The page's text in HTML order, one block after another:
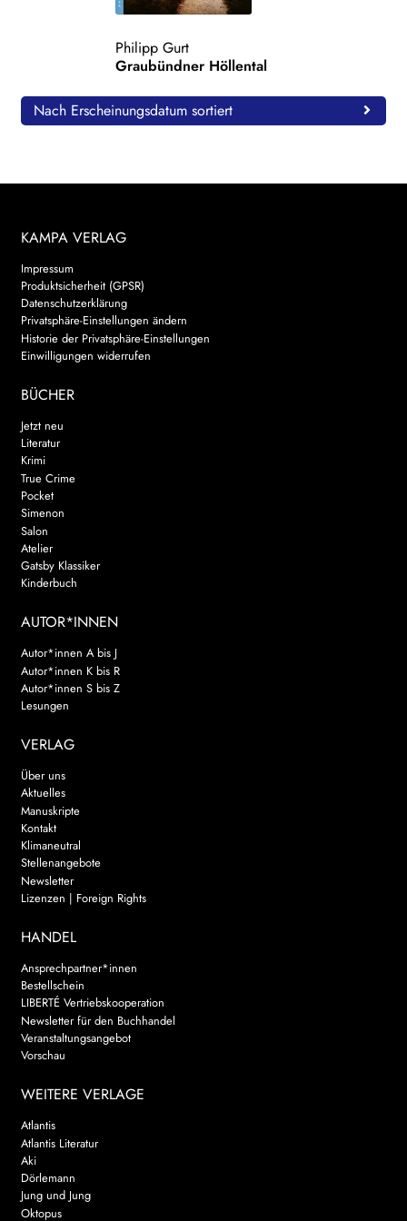
Search:
Philipp Gurt
Graubündner Höllental
Nach Erscheinungsdatum sortiert
KAMPA VERLAG
Impressum
Produktsicherheit (GPSR)
Datenschutzerklärung
Privatsphäre-Einstellungen ändern
Historie der Privatsphäre-Einstellungen
Einwilligungen widerrufen
BÜCHER
Jetzt neu
Literatur
Krimi
True Crime
Pocket
Simenon
Salon
Atelier
Gatsby Klassiker
Kinderbuch
AUTOR*INNEN
Autor*innen A bis J
Autor*innen K bis R
Autor*innen S bis Z
Lesungen
VERLAG
Über uns
Aktuelles
Manuskripte
Kontakt
Klimaneutral
Stellenangebote
Newsletter
Lizenzen | Foreign Rights
HANDEL
Ansprechpartner*innen
Bestellschein
LIBERTÉ Vertriebskooperation
Newsletter für den Buchhandel
Veranstaltungsangebot
Vorschau
WEITERE VERLAGE
Atlantis
Atlantis Literatur
Aki
Dörlemann
Jung und Jung
Oktopus